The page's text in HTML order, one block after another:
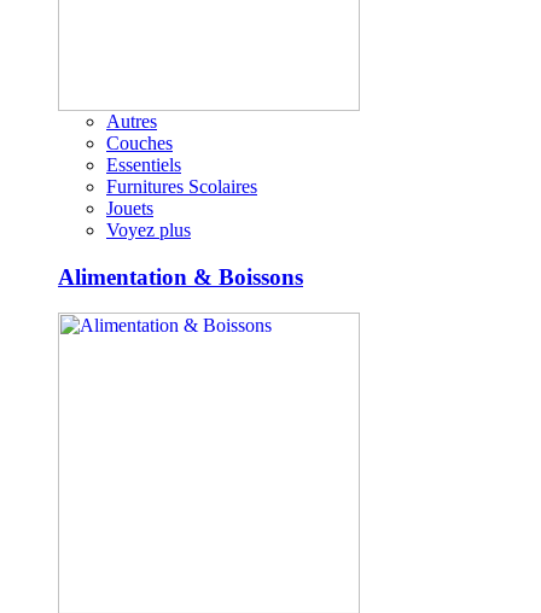
Autres
Couches
Essentiels
Furnitures Scolaires
Jouets
Voyez plus
Alimentation & Boissons